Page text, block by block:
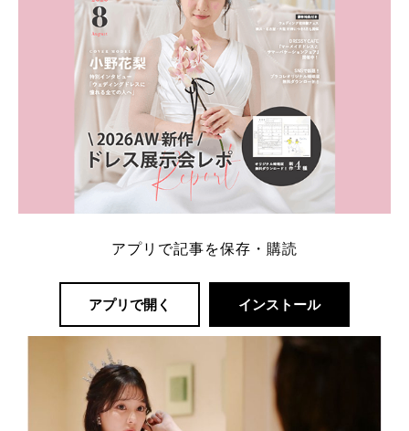
アプリで記事を保存・購読
アプリで開く インストール